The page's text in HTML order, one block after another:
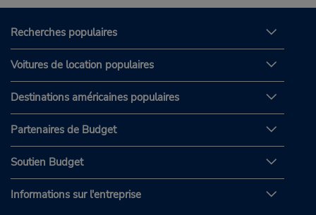
Recherches populaires
Voitures de location populaires
Destinations américaines populaires
Partenaires de Budget
Soutien Budget
Informations sur l'entreprise